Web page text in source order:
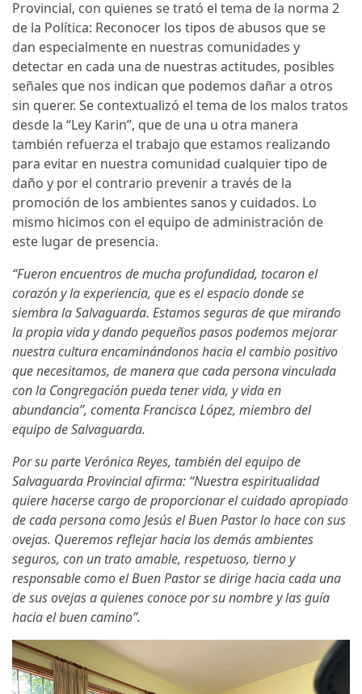
Provincial, con quienes se trató el tema de la norma 2
de la Política: Reconocer los tipos de abusos que se
dan especialmente en nuestras comunidades y
detectar en cada una de nuestras actitudes, posibles
señales que nos indican que podemos dañar a otros
sin querer. Se contextualizó el tema de los malos tratos
desde la “Ley Karin”, que de una u otra manera
también refuerza el trabajo que estamos realizando
para evitar en nuestra comunidad cualquier tipo de
daño y por el contrario prevenir a través de la
promoción de los ambientes sanos y cuidados. Lo
mismo hicimos con el equipo de administración de
este lugar de presencia.
“Fueron encuentros de mucha profundidad, tocaron el
corazón y la experiencia, que es el espacio donde se
siembra la Salvaguarda. Estamos seguras de que mirando
la propia vida y dando pequeños pasos podemos mejorar
nuestra cultura encaminándonos hacia el cambio positivo
que necesitamos, de manera que cada persona vinculada
con la Congregación pueda tener vida, y vida en
abundancia”, comenta Francisca López, miembro del
equipo de Salvaguarda.
Por su parte Verónica Reyes, también del equipo de
Salvaguarda Provincial afirma: “Nuestra espiritualidad
quiere hacerse cargo de proporcionar el cuidado apropiado
de cada persona como Jesús el Buen Pastor lo hace con sus
ovejas. Queremos reflejar hacia los demás ambientes
seguros, con un trato amable, respetuoso, tierno y
responsable como el Buen Pastor se dirige hacia cada una
de sus ovejas a quienes conoce por su nombre y las guía
hacia el buen camino”.